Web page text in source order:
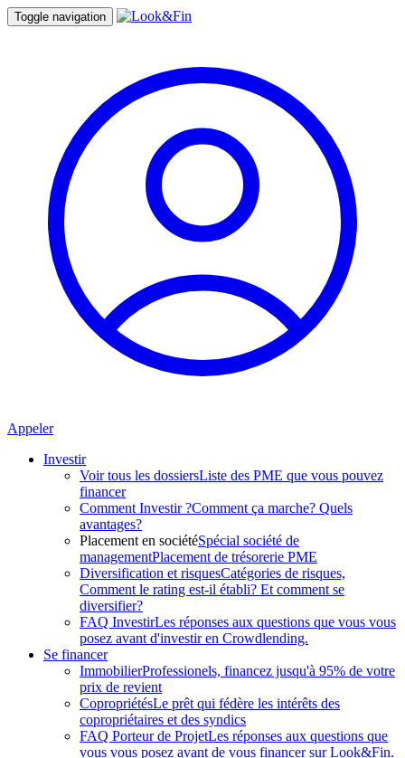
Toggle navigation
Appeler
Investir
Voir tous les dossiersListe des PME que vous pouvez
financer
Comment Investir ?Comment ça marche? Quels
avantages?
Placement en sociétéSpécial société de
managementPlacement de trésorerie PME
Diversification et risquesCatégories de risques,
Comment le rating est-il établi? Et comment se
diversifier?
FAQ InvestirLes réponses aux questions que vous vous
posez avant d'investir en Crowdlending.
Se financer
ImmobilierProfessionels, financez jusqu'à 95% de votre
prix de revient
CopropriétésLe prêt qui fédère les intérêts des
copropriétaires et des syndics
FAQ Porteur de ProjetLes réponses aux questions que
vous vous posez avant de vous financer sur Look&Fin.